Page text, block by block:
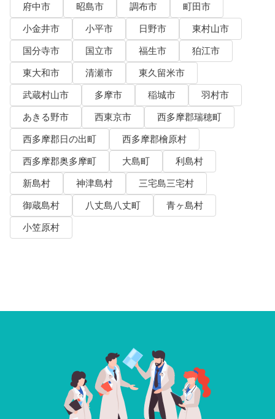
府中市
昭島市 調布市
町田市
小金井市
小平市 日野市
東村山市
国分寺市
国立市 福生市
狛江市
東大和市
清瀬市
東久留米市
武蔵村山市
多摩市 稲城市
羽村市
あきる野市
西東京市
西多摩郡瑞穂町
西多摩郡日の出町
西多摩郡檜原村
西多摩郡奥多摩町
大島町
利島村
新島村
神津島村
三宅島三宅村
御蔵島村
八丈島八丈町
青ヶ島村
小笠原村